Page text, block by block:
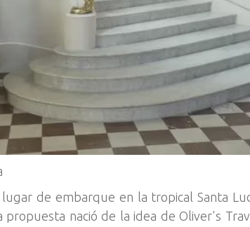
de embarque en la tropical Santa
nació de la idea de Oliver's